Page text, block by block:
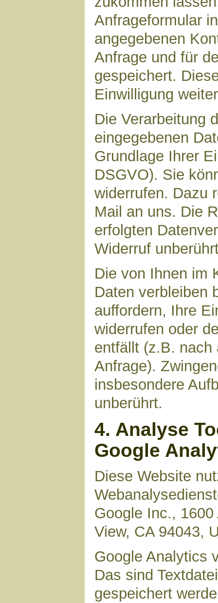
Anfrageformular
angegebenen
Anfrage und für
gespeichert.
Einwilligung
Die Verarbeitung
eingegebenen
Grundlage Ihrer
DSGVO). Sie
widerrufen. Dazu
Mail an uns. Die
erfolgten
Widerruf
Die von Ihnen im
Daten verbleiben
auffordern, Ihre
widerrufen oder
entfällt (z.B. nach
Anfrage).
insbesondere
unberührt.
4. Analyse
Google
Diese Website
Google Inc.,
View, CA 94043,
Google Analytics
Das sind
gespeichert